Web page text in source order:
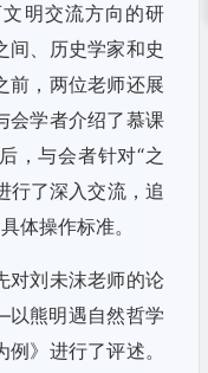
明交流方向的研
间、历史学家和史
前，两位老师还展
会学者介绍了慕课
，与会者针对“之
行了深入交流，追
体操作标准。
对刘未沫老师的论
熊明遇自然哲学
》进行了评述。